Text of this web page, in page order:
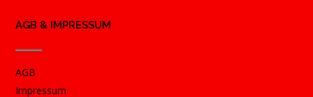
AGB & IMPRESSUM
AGB
Impressum